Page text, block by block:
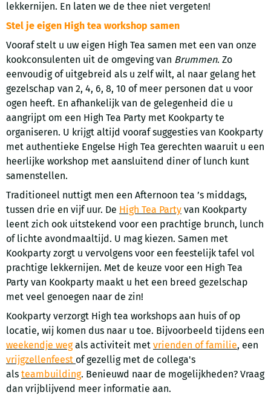
lekkernijen. En laten we de thee niet vergeten!
Stel je eigen High tea workshop samen
Vooraf stelt u uw eigen High Tea samen met een van onze
kookconsulenten uit de omgeving van Brummen. Zo
eenvoudig of uitgebreid als u zelf wilt, al naar gelang het
gezelschap van 2, 4, 6, 8, 10 of meer personen dat u voor
ogen heeft. En afhankelijk van de gelegenheid die u
aangrijpt om een High Tea Party met Kookparty te
organiseren. U krijgt altijd vooraf suggesties van Kookparty
met authentieke Engelse High Tea gerechten waaruit u een
heerlijke workshop met aansluitend diner of lunch kunt
samenstellen.
Traditioneel nuttigt men een Afternoon tea ’s middags,
tussen drie en vijf uur. De High Tea Party van Kookparty
leent zich ook uitstekend voor een prachtige brunch, lunch
of lichte avondmaaltijd. U mag kiezen. Samen met
Kookparty zorgt u vervolgens voor een feestelijk tafel vol
prachtige lekkernijen. Met de keuze voor een High Tea
Party van Kookparty maakt u het een breed gezelschap
met veel genoegen naar de zin!
Kookparty verzorgt High tea workshops aan huis of op
locatie, wij komen dus naar u toe. Bijvoorbeeld tijdens een
weekendje wegals activiteit met vrienden of familie, een
vrijgzellenfeest of gezellig met de collega's
als teambuilding. Benieuwd naar de mogelijkheden? Vraag
dan vrijblijvend meer informatie aan.